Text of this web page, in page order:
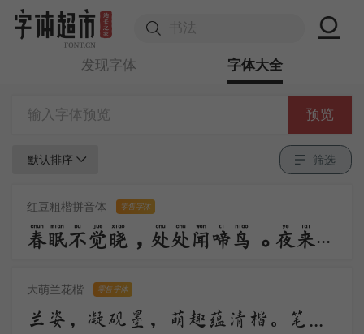
发现字体 字体大全
预览
默认排序 筛选
红豆粗楷拼音体 零售字体
春眠不觉晓，处处闻啼鸟。夜来风雨声，花落知多少。
大萌兰花楷 零售字体
兰姿，凝砚墨，萌趣蕴清楷。笔落柔含韵，风舒浅带华。